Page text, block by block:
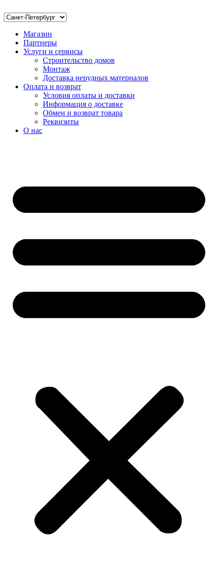
Магазин
Партнеры
Услуги и сервисы
Строительство домов
Монтаж
Доставка нерудных материалов
Оплата и возврат
Условия оплаты и доставки
Информация о доставке
Обмен и возврат товара
Реквизиты
О нас